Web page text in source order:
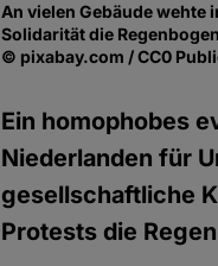
An vielen Gebäude wehte
Solidarität die
© pixabay.com / CC0
Ein homophobes
Niederlanden für
gesellschaftliche
Protests die